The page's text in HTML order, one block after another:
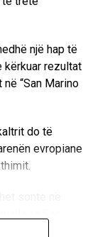
një hap të
kërkuar rezultat
“San Marino
do të
evropiane